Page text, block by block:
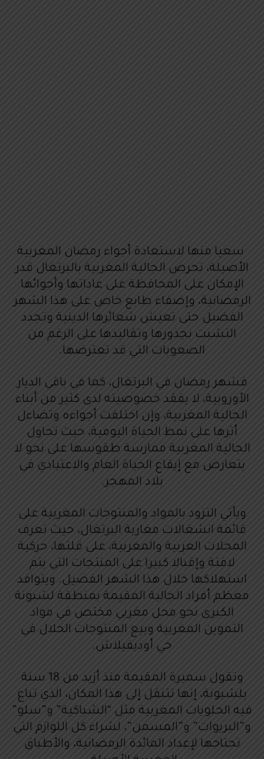
سعيا منها لاستعادة أجواء رمضان المغربية
الأصيلة، تحرص الجالية المغربية بالبرتغال قدر
الإمكان على المحافظة على عاداتها وأجوائها
الرمضانية، وإضفاء طابع خاص على هذا الشهر
الفضيل حتى تعيش شعائرها الدينية وتجدد
التشبت بجذورها وتقاليدها على الرغم من
الصعوبات التي قد تعترضها.
فشهر رمضان في البرتغال، كما في باقي الديار
الأوروبية، لا يفقد خصوصيته لدى كثير من أبناء
الجالية المغربية، وإن اختلفت أجواءه وتضاءل
أثرها على نمط الحياة اليومية، حيث تحاول
الجالية المغربية ممارسة طقوسها على نحو لا
يتعارض مع إيقاع الحياة العام والاعتيادي في
بلاد المهجر.
ويأتي التزود بالمواد والمنتوجات المغربية على
قائمة انشغالات مغاربة البرتغال، حيث تعرف
المحلات العربية والمغربية، على قلتها، حركية
لافتة وإقبالا كبيرا على المنتجات التي يتم
استهلاكها خلال هذا الشهر الفضيل. ويتوافد
معظم أفراد الجالية المقيمة بمنطقة لشبونة
الكبرى نحو محل مغربي مختص في مواد
التموين المغربية وبيع المنتوجات الحلال في
حي أوديفيلاش.
وتقول سميرة المقيمة منذ أزيد من 18 سنة
بلشبونة، إنها تتنقل إلى هذا المكان، الذي تباع
فيه الحلويات المغربية مثل “الشباكية” و”سلو”
و”البريوات” و”المسمن”، لشراء كل اللوازم التي
تحتاجها لإعداد المائدة الرمضانية، والأطباق